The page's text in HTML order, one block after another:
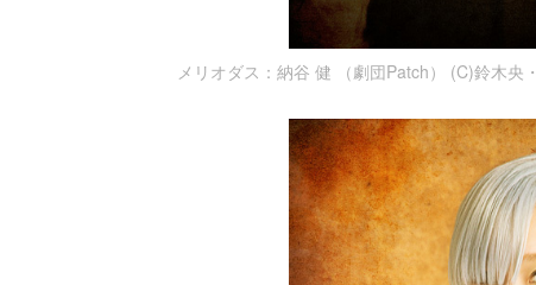
メリオダス：納谷 健 （劇団Patch） (C)鈴木